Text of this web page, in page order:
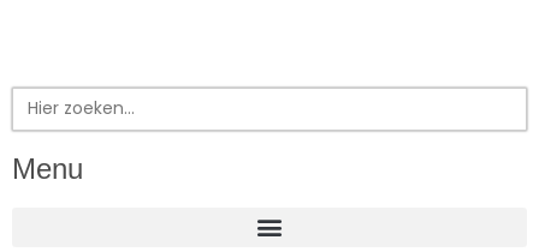
Zoek
naar:
Menu